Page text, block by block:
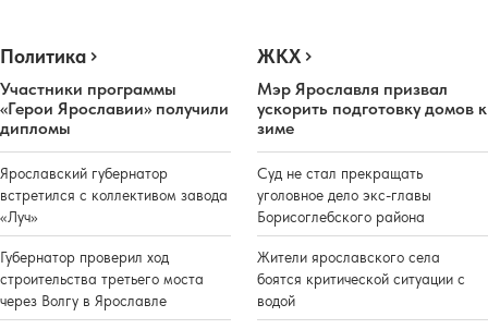
Политика
Участники программы
«Герои Ярославии» получили
дипломы
Ярославский губернатор
встретился с коллективом завода
«Луч»
Губернатор проверил ход
строительства третьего моста
через Волгу в Ярославле
ЖКХ
Мэр Ярославля призвал
ускорить подготовку домов к
зиме
Суд не стал прекращать
уголовное дело экс-главы
Борисоглебского района
Жители ярославского села
боятся критической ситуации с
водой